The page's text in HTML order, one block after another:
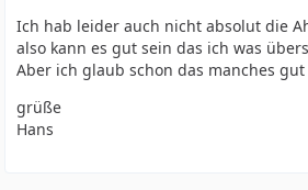
Ich hab leider auch nicht absolut die
also kann es gut sein das ich was
Aber ich glaub schon das manches
grüße
Hans